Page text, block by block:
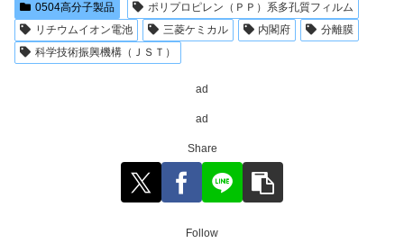
0504高分子製品
ポリプロピレン（ＰＰ）系多孔質フィルム
リチウムイオン電池
三菱ケミカル 内閣府
分離膜
科学技術振興機構（ＪＳＴ）
ad
ad
Share
Follow